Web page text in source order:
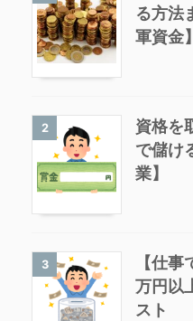
る方法
軍資金】
2
資格を
で儲け
業】
3
【仕
万円以
スト